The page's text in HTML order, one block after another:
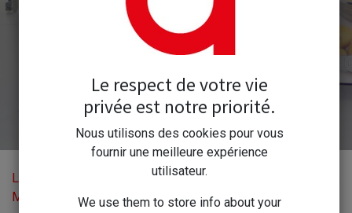
Le Blog de la Droguerie
Moderne
Nos Utensiles de cuisine orignaux
Le respect de votre vie
privée est notre priorité.
Nous utilisons des cookies pour vous
fournir une meilleure expérience
utilisateur.
We use them to store info about your